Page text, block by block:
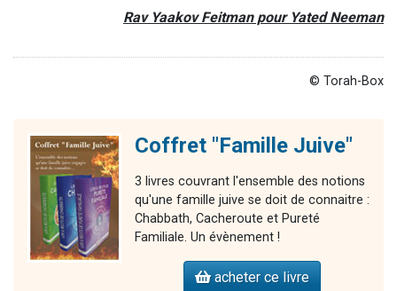
Rav Yaakov Feitman pour Yated Neeman
© Torah-Box
Coffret "Famille Juive"
3 livres couvrant l'ensemble des notions
qu'une famille juive se doit de connaitre :
Chabbath, Cacheroute et Pureté
Familiale. Un évènement !
acheter ce livre